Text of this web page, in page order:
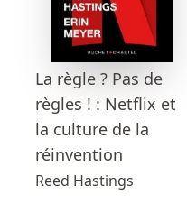
La règle ? Pas de
règles ! : Netflix et
la culture de la
réinvention
Reed Hastings